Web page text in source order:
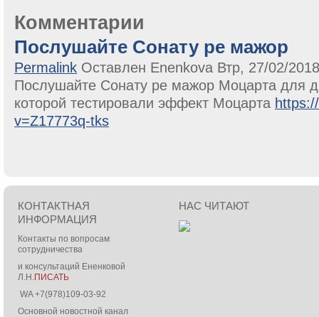
Комментарии
Послушайте Сонату ре мажор
Permalink Оставлен Enenkova Втр, 27/02/
Послушайте Сонату ре мажор Моцарта для
которой тестировали эффект Моцарта
v=Z17773q-tks
КОНТАКТНАЯ
ИНФОРМАЦИЯ
Контакты по вопросам
сотрудничества
и консультаций Ененковой
Л.Н.ПИСАТЬ
WA +7(978)109-03-92
Основной новостной канал
НАС ЧИТАЮТ